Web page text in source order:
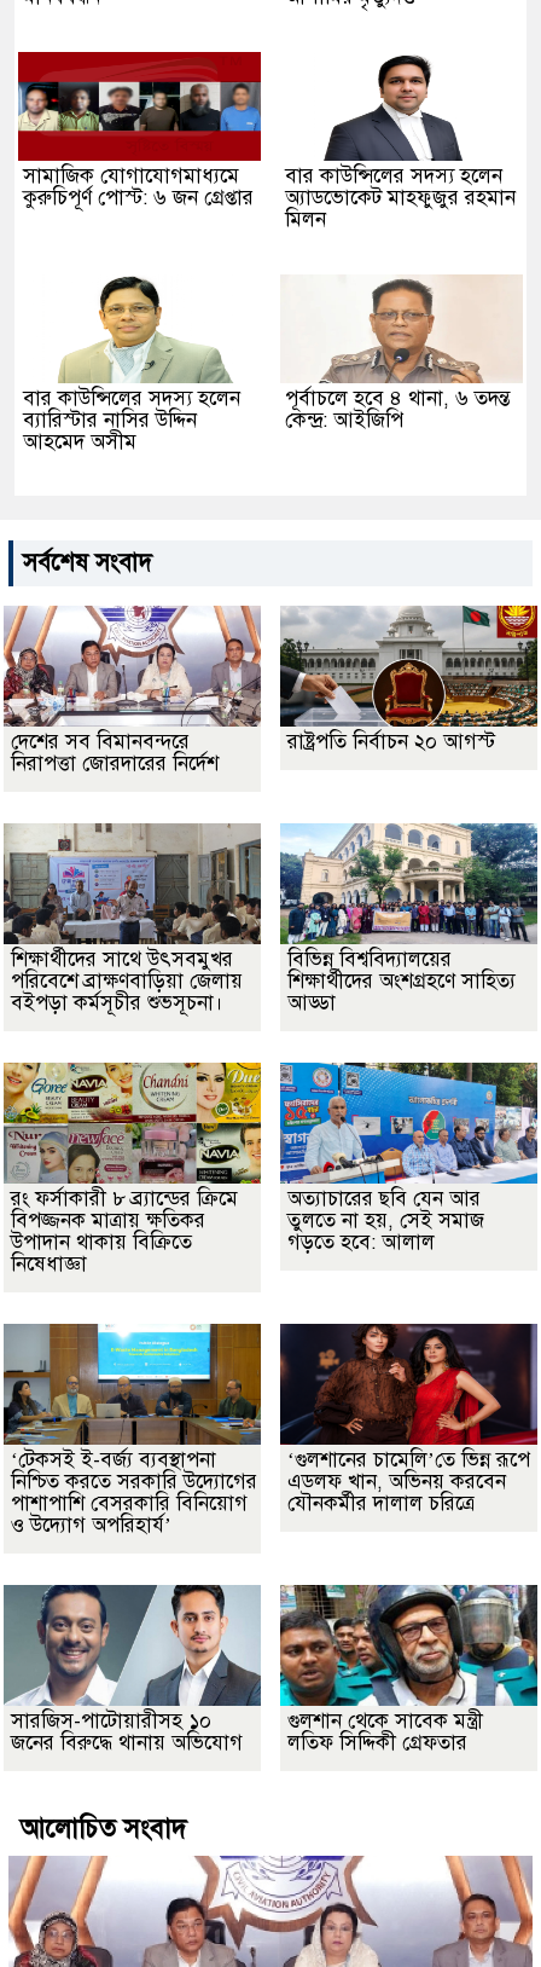
সামাজিক যোগাযোগমাধ্যমে
কুরুচিপূর্ণ পোস্ট: ৬ জন গ্রেপ্তার
বার কাউন্সিলের সদস্য হলেন
অ্যাডভোকেট মাহফুজুর রহমান
মিলন
বার কাউন্সিলের সদস্য হলেন
ব্যারিস্টার নাসির উদ্দিন
আহমেদ অসীম
পূর্বাচলে হবে ৪ থানা, ৬ তদন্ত
কেন্দ্র: আইজিপি
সর্বশেষ সংবাদ
দেশের সব বিমানবন্দরে
নিরাপত্তা জোরদারের নির্দেশ
রাষ্ট্রপতি নির্বাচন ২০ আগস্ট
শিক্ষার্থীদের সাথে উৎসবমুখর
পরিবেশে ব্রাক্ষণবাড়িয়া জেলায়
বইপড়া কর্মসূচীর শুভসূচনা।
বিভিন্ন বিশ্ববিদ্যালয়ের
শিক্ষার্থীদের অংশগ্রহণে সাহিত্য
আড্ডা
রং ফর্সাকারী ৮ ব্র্যান্ডের ক্রিমে
বিপজ্জনক মাত্রায় ক্ষতিকর
উপাদান থাকায় বিক্রিতে
নিষেধাজ্ঞা
অত্যাচারের ছবি যেন আর
তুলতে না হয়, সেই সমাজ
গড়তে হবে: আলাল
‘টেকসই ই-বর্জ্য ব্যবস্থাপনা
নিশ্চিত করতে সরকারি উদ্যোগের
পাশাপাশি বেসরকারি বিনিয়োগ
ও উদ্যোগ অপরিহার্য’
‘গুলশানের চামেলি’তে ভিন্ন রূপে
এডলফ খান, অভিনয় করবেন
যৌনকর্মীর দালাল চরিত্রে
সারজিস-পাটোয়ারীসহ ১০
জনের বিরুদ্ধে থানায় অভিযোগ
গুলশান থেকে সাবেক মন্ত্রী
লতিফ সিদ্দিকী গ্রেফতার
আলোচিত সংবাদ